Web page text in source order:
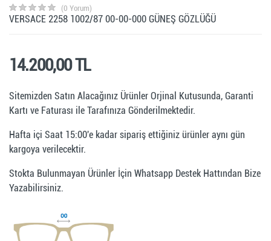
(0 Yorum)
VERSACE 2258 1002/87 00-00-000 GÜNEŞ GÖZLÜĞÜ
14.200,00 TL
Sitemizden Satın Alacağınız Ürünler Orjinal Kutusunda, Garanti
Kartı ve Faturası ile Tarafınıza Gönderilmektedir.
Hafta içi Saat 15:00'e kadar sipariş ettiğiniz ürünler aynı gün
kargoya verilecektir.
Stokta Bulunmayan Ürünler İçin Whatsapp Destek Hattından Bize
Yazabilirsiniz.